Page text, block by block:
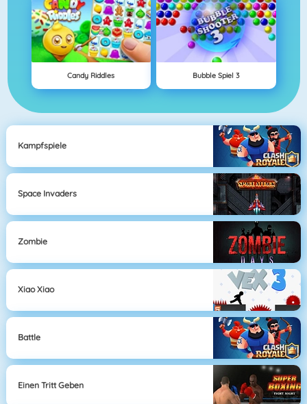
Candy Riddles Bubble Spiel 3
Kampfspiele
Space Invaders
Zombie
Xiao Xiao
Battle
Einen Tritt Geben